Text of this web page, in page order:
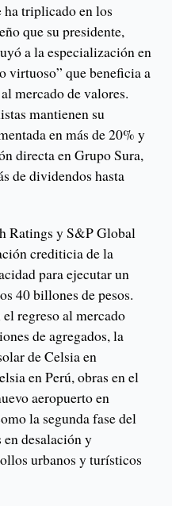
triplicado en los
que su presidente,
a la especialización en
virtuoso” que beneficia a
mercado de valores.
mantienen su
en más de 20% y
directa en Grupo Sura,
de dividendos hasta
Ratings y S&P Global
crediticia de la
para ejecutar un
40 billones de pesos.
regreso al mercado
de agregados, la
de Celsia en
en Perú, obras en el
aeropuerto en
la segunda fase del
desalación y
urbanos y turísticos